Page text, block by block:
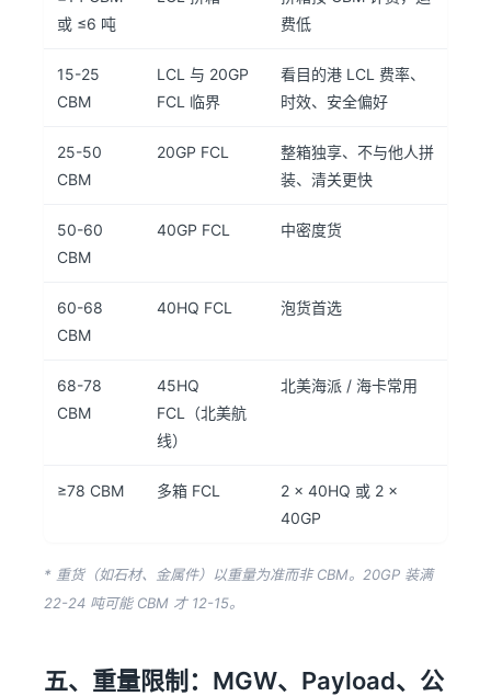
或 ≤6 吨
费低
15-25
CBM
LCL 与 20GP
FCL 临界
看目的港 LCL 费率、
时效、安全偏好
25-50
CBM
20GP FCL
整箱独享、不与他人拼
装、清关更快
50-60
CBM
40GP FCL 中密度货
60-68
CBM
40HQ FCL 泡货首选
68-78
CBM
45HQ
FCL（北美航
线）
北美海派 / 海卡常用
≥78 CBM 多箱 FCL
2 × 40HQ 或 2 ×
40GP
* 重货（如石材、金属件）以重量为准而非 CBM。20GP 装满
22-24 吨可能 CBM 才 12-15。
五、重量限制：MGW、Payload、公